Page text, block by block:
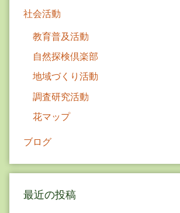
社会活動
教育普及活動
自然探検倶楽部
地域づくり活動
調査研究活動
花マップ
ブログ
最近の投稿